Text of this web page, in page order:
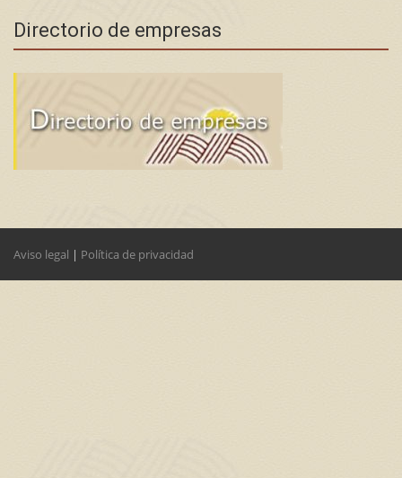
Directorio de empresas
Aviso legal | Política de privacidad